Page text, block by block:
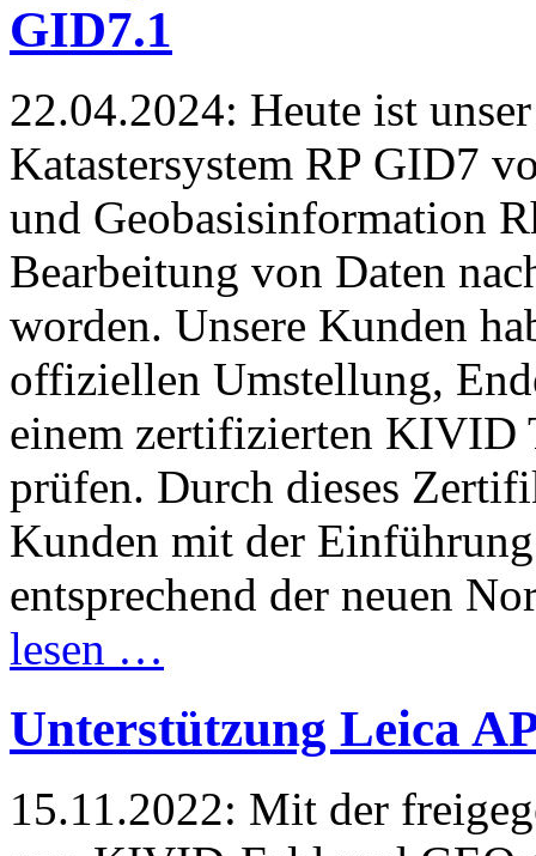
GID7.1
22.04.2024: Heute ist
Katastersystem RP GID7
und Geobasisinformation
Bearbeitung von Daten
worden. Unsere Kunden
offiziellen Umstellung,
einem zertifizierten KIVID
prüfen. Durch dieses
Kunden mit der
entsprechend der neuen
lesen …
Unterstützung Leica
15.11.2022: Mit der